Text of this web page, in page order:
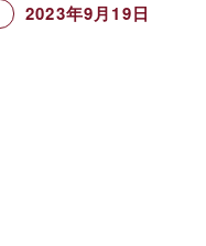
2023年9月19日